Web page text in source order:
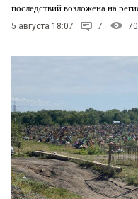
последствий возложена на
5 августа 18:07 7